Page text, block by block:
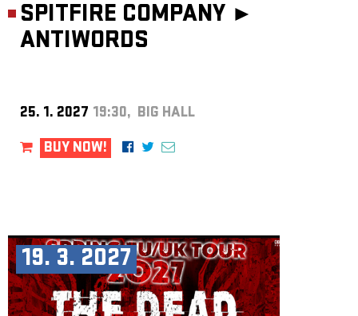
SPITFIRE COMPANY ►
ANTIWORDS
25. 1. 2027 19:30, BIG HALL
BUY NOW!
19. 3. 2027